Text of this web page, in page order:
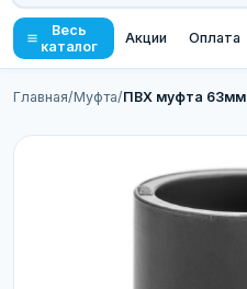
Весь
каталог
Акции Оплата
Главная/Муфта/ПВХ муфта 63мм